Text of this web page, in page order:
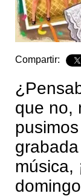
Compartir:
que no,
música,